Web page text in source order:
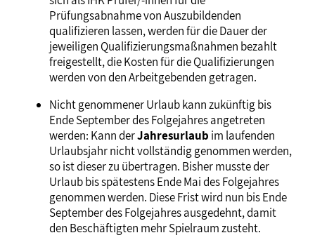
Prüfungsabnahme von Auszubildenden
qualifizieren lassen, werden für die Dauer der
jeweiligen Qualifizierungsmaßnahmen bezahlt
freigestellt, die Kosten für die Qualifizierungen
werden von den Arbeitgebenden getragen.
Nicht genommener Urlaub kann zukünftig bis
Ende September des Folgejahres angetreten
werden: Kann derJahresurlaub im laufenden
Urlaubsjahr nicht vollständig genommen werden,
so ist dieser zu übertragen. Bisher musste der
Urlaub bis spätestens Ende Mai des Folgejahres
genommen werden. Diese Frist wird nun bis Ende
September des Folgejahres ausgedehnt, damit
den Beschäftigten mehr Spielraum zusteht.